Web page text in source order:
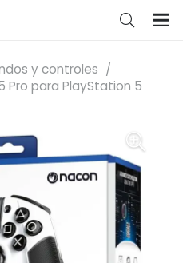
y controles /
Pro para PlayStation 5